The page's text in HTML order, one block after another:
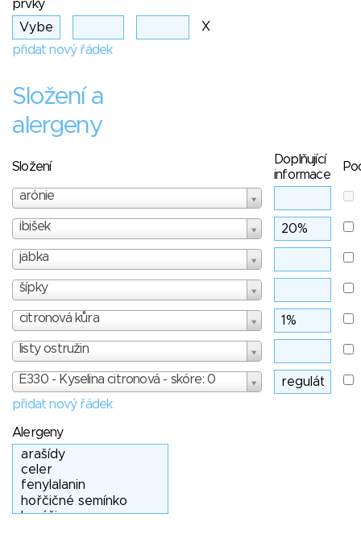
prvky
X
přidat nový řádek
Složení a
alergeny
Složení
Doplňující
informace
arónie
ibišek
jabka
šípky
citronová kůra
listy ostružin
E330 - Kyselina citronová - skóre: 0
přidat nový řádek
Alergeny